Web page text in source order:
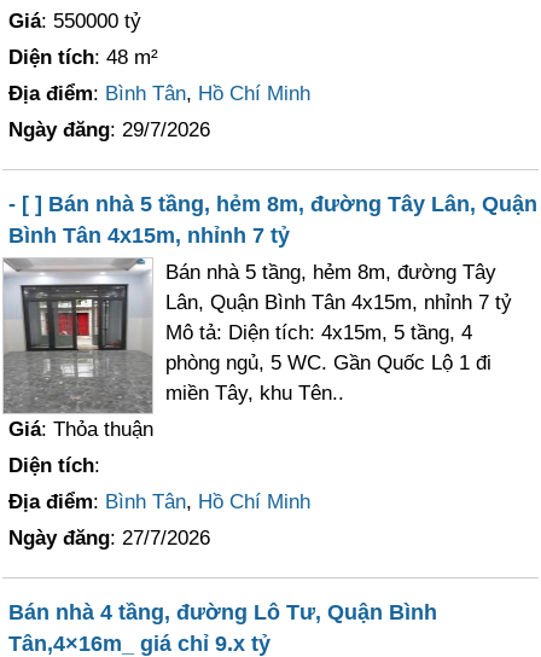
Giá: 550000 tỷ
Diện tích: 48 m²
Địa điểm: Bình Tân, Hồ Chí Minh
Ngày đăng: 29/7/2026
- [ ] Bán nhà 5 tầng, hẻm 8m, đường Tây Lân, Quận
Bình Tân 4x15m, nhỉnh 7 tỷ
Bán nhà 5 tầng, hẻm 8m, đường Tây
Lân, Quận Bình Tân 4x15m, nhỉnh 7 tỷ
Mô tả: Diện tích: 4x15m, 5 tầng, 4
phòng ngủ, 5 WC. Gần Quốc Lộ 1 đi
miền Tây, khu Tên..
Giá: Thỏa thuận
Diện tích:
Địa điểm: Bình Tân, Hồ Chí Minh
Ngày đăng: 27/7/2026
Bán nhà 4 tầng, đường Lô Tư, Quận Bình
Tân,4×16m_ giá chỉ 9.x tỷ